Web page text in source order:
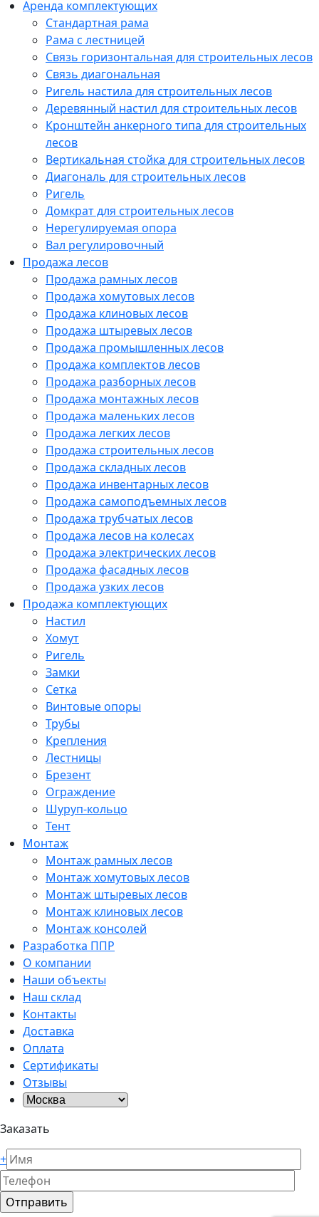
Аренда комплектующих
Стандартная рама
Рама с лестницей
Связь горизонтальная для строительных лесов
Связь диагональная
Ригель настила для строительных лесов
Деревянный настил для строительных лесов
Кронштейн анкерного типа для строительных
лесов
Вертикальная стойка для строительных лесов
Диагональ для строительных лесов
Ригель
Домкрат для строительных лесов
Нерегулируемая опора
Вал регулировочный
Продажа лесов
Продажа рамных лесов
Продажа хомутовых лесов
Продажа клиновых лесов
Продажа штыревых лесов
Продажа промышленных лесов
Продажа комплектов лесов
Продажа разборных лесов
Продажа монтажных лесов
Продажа маленьких лесов
Продажа легких лесов
Продажа строительных лесов
Продажа складных лесов
Продажа инвентарных лесов
Продажа самоподъемных лесов
Продажа трубчатых лесов
Продажа лесов на колесах
Продажа электрических лесов
Продажа фасадных лесов
Продажа узких лесов
Продажа комплектующих
Настил
Хомут
Ригель
Замки
Сетка
Винтовые опоры
Трубы
Крепления
Лестницы
Брезент
Ограждение
Шуруп-кольцо
Тент
Монтаж
Монтаж рамных лесов
Монтаж хомутовых лесов
Монтаж штыревых лесов
Монтаж клиновых лесов
Монтаж консолей
Разработка ППР
О компании
Наши объекты
Наш склад
Контакты
Доставка
Оплата
Сертификаты
Отзывы
Заказать
+